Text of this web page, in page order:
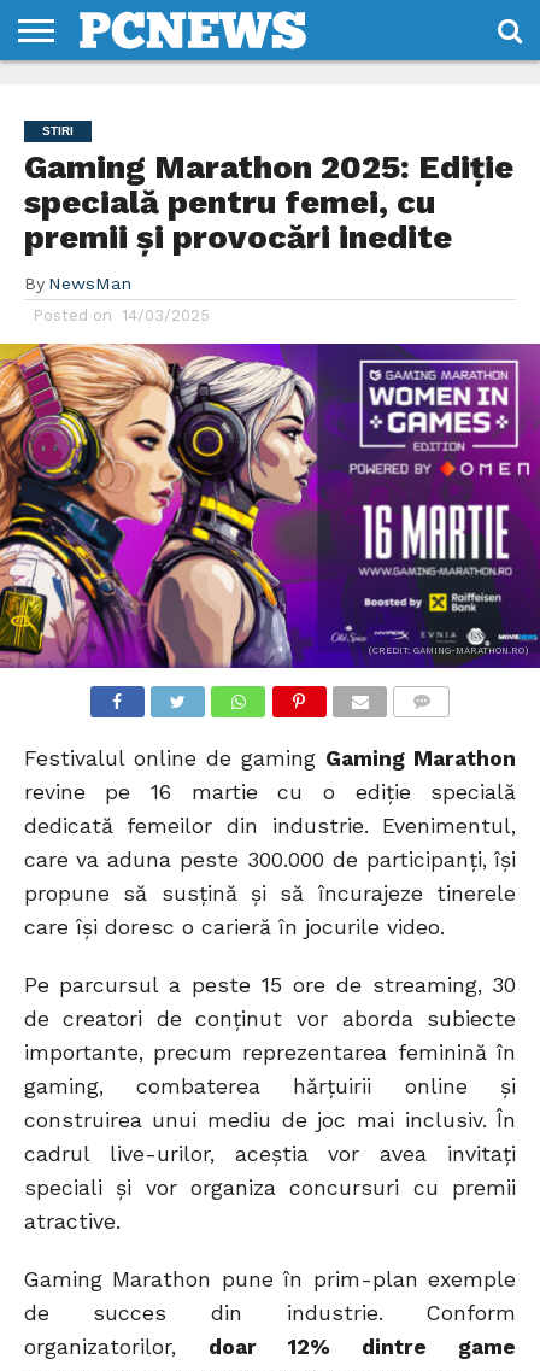
NOI
SI
CONDITII
STIRI
Gaming Marathon 2025: Ediție
specială pentru femei, cu
premii și provocări inedite
By NewsMan
Posted on 14/03/2025
(CREDIT: GAMING-MARATHON.RO)
Festivalul online de gaming Gaming Marathon
revine pe 16 martie cu o ediție specială
dedicată femeilor din industrie. Evenimentul,
care va aduna peste 300.000 de participanți, își
propune să susțină și să încurajeze tinerele
care își doresc o carieră în jocurile video.
Pe parcursul a peste 15 ore de streaming, 30
de creatori de conținut vor aborda subiecte
importante, precum reprezentarea feminină în
gaming, combaterea hărțuirii online și
construirea unui mediu de joc mai inclusiv. În
cadrul live-urilor, aceștia vor avea invitați
speciali și vor organiza concursuri cu premii
atractive.
Gaming Marathon pune în prim-plan exemple
de succes din industrie. Conform
organizatorilor, doar 12% dintre game